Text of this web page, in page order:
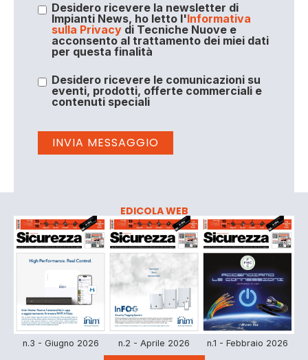
Desidero ricevere la newsletter di
Impianti News, ho letto l'Informativa
sulla Privacydi Tecniche Nuove e
acconsento al trattamento dei miei dati
per questa finalità
Desidero ricevere le comunicazioni su
eventi, prodotti, offerte commerciali e
contenuti speciali
EDICOLA WEB
n.3 - Giugno 2026 n.2 - Aprile 2026 n.1 - Febbraio 2026